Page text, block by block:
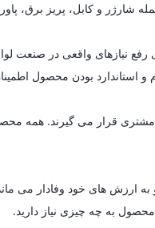
شارژر و کابل، پریز برق،
رفع نیازهای واقعی در
و استاندارد بودن محصول
قرار می گیرند. همه
ارزش های خود وفادار می
به چه چیزی نیاز دارید.